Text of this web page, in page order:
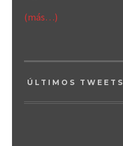
(más…)
ÚLTIMOS TWEETS